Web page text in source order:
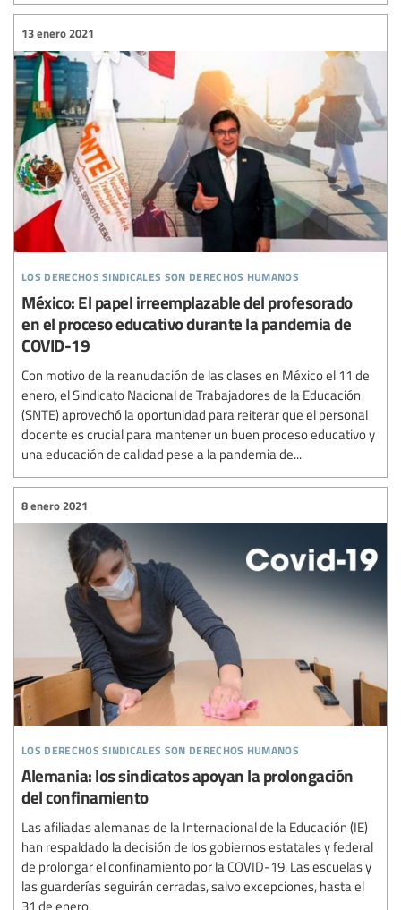
los derechos sindicales son derechos humanos
13 enero 2021
México: El papel irreemplazable del profesorado
en el proceso educativo durante la pandemia de
COVID-19
Con motivo de la reanudación de las clases en México el 11 de
enero, el Sindicato Nacional de Trabajadores de la Educación
(SNTE) aprovechó la oportunidad para reiterar que el personal
docente es crucial para mantener un buen proceso educativo y
una educación de calidad pese a la pandemia de...
los derechos sindicales son derechos humanos
8 enero 2021
Alemania: los sindicatos apoyan la prolongación
del confinamiento
Las afiliadas alemanas de la Internacional de la Educación (IE)
han respaldado la decisión de los gobiernos estatales y federal
de prolongar el confinamiento por la COVID-19. Las escuelas y
las guarderías seguirán cerradas, salvo excepciones, hasta el
31 de enero.